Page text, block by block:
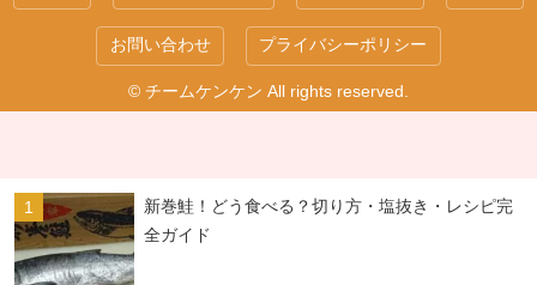
お問い合わせ プライバシーポリシー
© チームケンケン All rights reserved.
新巻鮭！どう食べる？切り方・塩抜き・レシピ完
全ガイド